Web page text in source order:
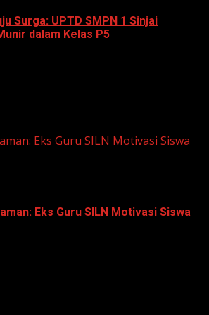
Surga: UPTD SMPN 1 Sinjai
dalam Kelas P5
Eks Guru SILN Motivasi Siswa
Eks Guru SILN Motivasi Siswa